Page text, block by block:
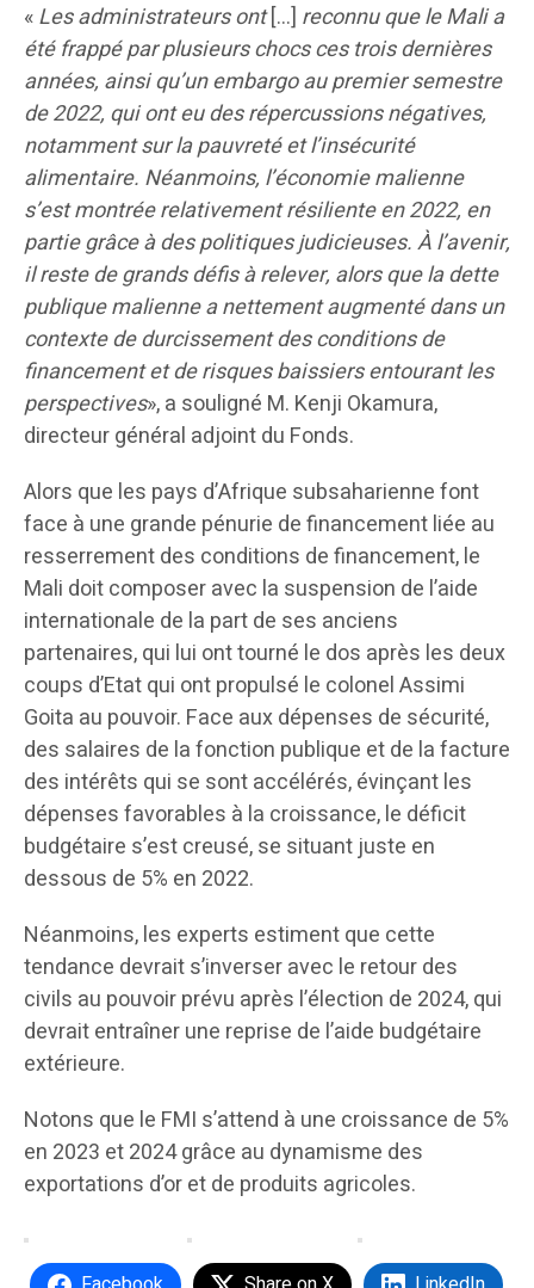
«Les administrateurs ont[…] reconnu que le Mali a
été frappé par plusieurs chocs ces trois dernières
années, ainsi qu’un embargo au premier semestre
de 2022, qui ont eu des répercussions négatives,
notamment sur la pauvreté et l’insécurité
alimentaire. Néanmoins, l’économie malienne
s’est montrée relativement résiliente en 2022, en
partie grâce à des politiques judicieuses. À l’avenir,
il reste de grands défis à relever, alors que la dette
publique malienne a nettement augmenté dans un
contexte de durcissement des conditions de
financement et de risques baissiers entourant les
perspectives», a souligné M. Kenji Okamura,
directeur général adjoint du Fonds.
Alors que les pays d’Afrique subsaharienne font
face à une grande pénurie de financement liée au
resserrement des conditions de financement, le
Mali doit composer avec la suspension de l’aide
internationale de la part de ses anciens
partenaires, qui lui ont tourné le dos après les deux
coups d’Etat qui ont propulsé le colonel Assimi
Goita au pouvoir. Face aux dépenses de sécurité,
des salaires de la fonction publique et de la facture
des intérêts qui se sont accélérés, évinçant les
dépenses favorables à la croissance, le déficit
budgétaire s’est creusé, se situant juste en
dessous de 5% en 2022.
Néanmoins, les experts estiment que cette
tendance devrait s’inverser avec le retour des
civils au pouvoir prévu après l’élection de 2024, qui
devrait entraîner une reprise de l’aide budgétaire
extérieure.
Notons que le FMI s’attend à une croissance de 5%
en 2023 et 2024 grâce au dynamisme des
exportations d’or et de produits agricoles.